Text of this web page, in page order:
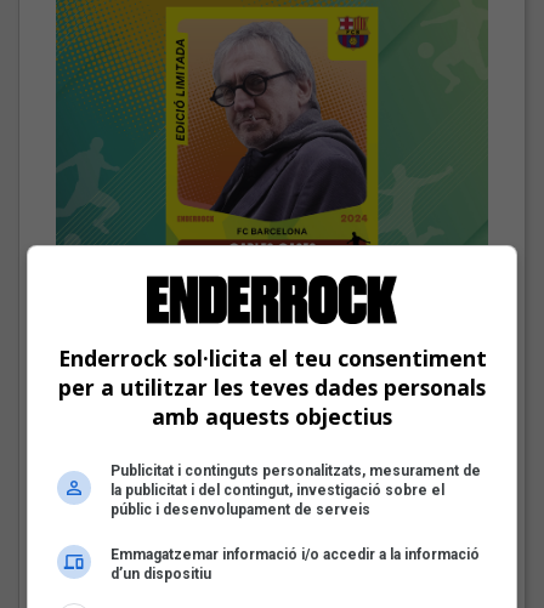
El cromo de Carles Cases
català: Carles Cases
Fins a finals d'agost, repassarem diferents himnes que els
grups i artistes catalans han fet per equips de futbol d'arreu
Joana Gomila:
«L’algoritme eren els
Enderrock sol·licita el teu consentiment
per a utilitzar les teves dades personals
amb aquests objectius
Publicitat i continguts personalitzats, mesurament de
la publicitat i del contingut, investigació sobre el
públic i desenvolupament de serveis
Emmagatzemar informació i/o accedir a la informació
d’un dispositiu